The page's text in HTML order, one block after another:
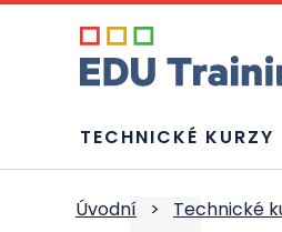
TECHNICKÉ KURZY
Úvodní > Technické